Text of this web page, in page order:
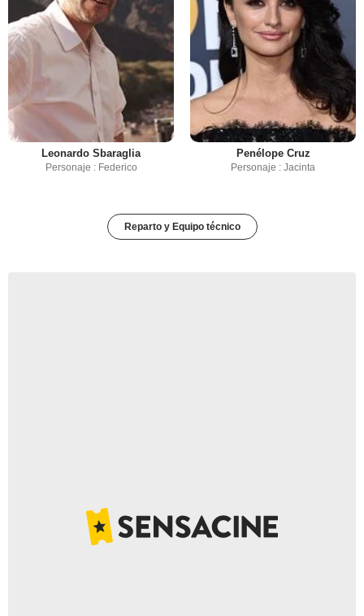
Leonardo Sbaraglia
Personaje : Federico
Penélope Cruz
Personaje : Jacinta
Reparto y Equipo técnico